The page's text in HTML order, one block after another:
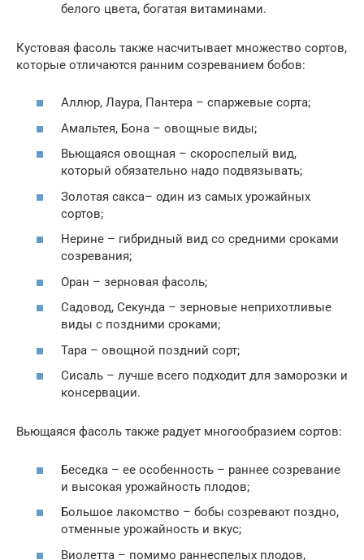
белого цвета, богатая витаминами.
Кустовая фасоль также насчитывает множество сортов,
которые отличаются ранним созреванием бобов:
Аллюр, Лаура, Пантера – спаржевые сорта;
Амальтея, Бона – овощные виды;
Вьющаяся овощная – скороспелый вид,
который обязательно надо подвязывать;
Золотая сакса– один из самых урожайных
сортов;
Нерине – гибридный вид со средними сроками
созревания;
Оран – зерновая фасоль;
Садовод, Секунда – зерновые неприхотливые
виды с поздними сроками;
Тара – овощной поздний сорт;
Сисаль – лучше всего подходит для заморозки и
консервации.
Вьющаяся фасоль также радует многообразием сортов:
Беседка – ее особенность – раннее созревание
и высокая урожайность плодов;
Большое лакомство – бобы созревают поздно,
отменные урожайность и вкус;
Виолетта – помимо раннеспелых плодов,